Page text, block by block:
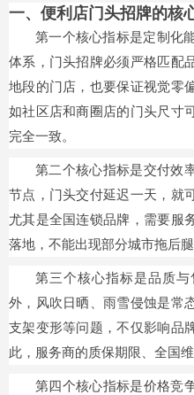
一、便利店门头招牌的核
第一个核心指标是定制化
体系，门头招牌必须严格匹配
地段的门店，也要保证视觉零
如社区店和商圈店的门头尺寸
完全一致。
第二个核心指标是交付效
节点，门头交付延迟一天，就
尤其是全国连锁品牌，需要服
落地，不能出现部分城市拖后腿
第三个核心指标是品质
外，风吹日晒、雨雪侵蚀是常
支架变形等问题，不仅影响品
此，服务商的质保期限、全国
第四个核心指标是价格竞